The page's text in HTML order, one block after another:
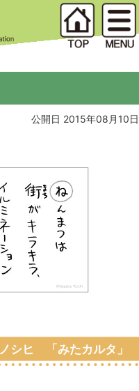
公開日 2015年08月10日
ヒ 「みたカルタ」